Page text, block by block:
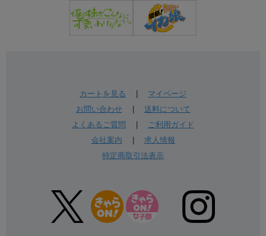
カートを見る
マイページ
お問い合わせ| 送料について
よくあるご質問
ご利用ガイド
会社案内
求人情報
特定商取引法表示